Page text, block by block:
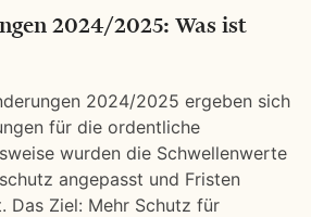
2024/2025: Was ist
2024/2025 ergeben sich
für die ordentliche
wurden die Schwellenwerte
angepasst und Fristen
Das Ziel: Mehr Schutz für